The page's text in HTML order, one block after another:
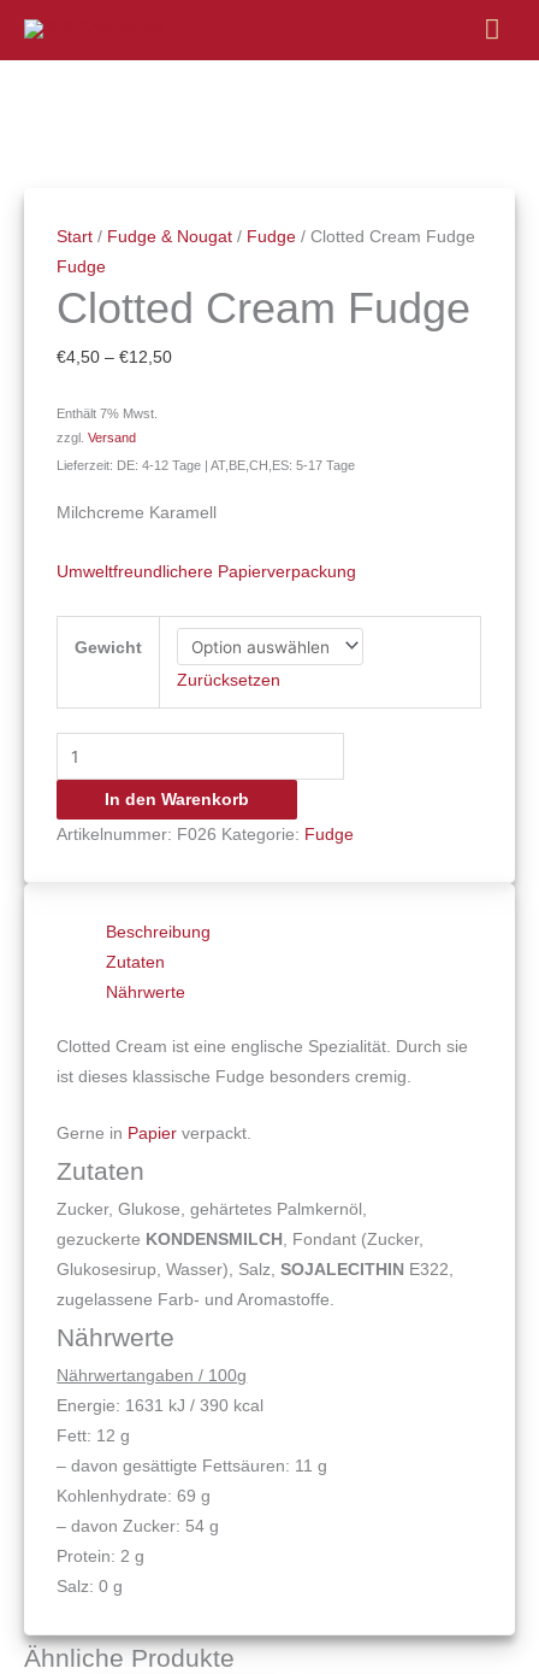
Start / Fudge & Nougat / Fudge / Clotted Cream Fudge
Fudge
Clotted Cream Fudge
€4,50 –€12,50
€12,50
Enthält 7% Mwst.
zzgl.Versand
Lieferzeit: DE: 4-12 Tage | AT,BE,CH,ES: 5-17 Tage
Milchcreme Karamell
Umweltfreundlichere Papierverpackung
Gewicht
Zurücksetzen
Menge
In den Warenkorb
Artikelnummer: F026 Kategorie: Fudge
Beschreibung
Zutaten
Nährwerte
Clotted Cream ist eine englische Spezialität. Durch sie
ist dieses klassische Fudge besonders cremig.
Gerne in Papier verpackt.
Zutaten
Zucker, Glukose, gehärtetes Palmkernöl,
gezuckerte KONDENSMILCH
, Fondant (Zucker,
Glukosesirup, Wasser), Salz,SOJALECITHIN E322,
zugelassene Farb- und Aromastoffe.
Nährwerte
Nährwertangaben / 100g
Energie: 1631 kJ / 390 kcal
Fett: 12 g
– davon gesättigte Fettsäuren: 11 g
Kohlenhydrate: 69 g
– davon Zucker: 54 g
Protein: 2 g
Salz: 0 g
Ähnliche Produkte